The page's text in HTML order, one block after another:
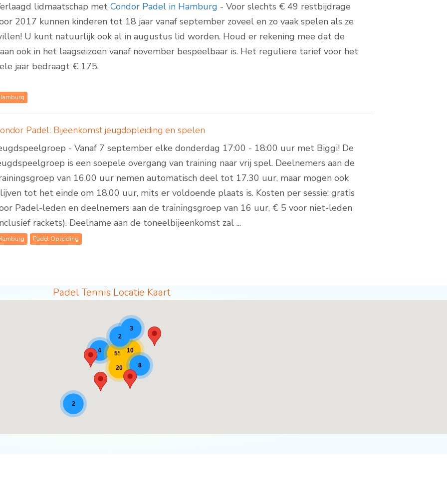
lidmaatschap metCondor Padel in Hamburg - Voor slechts € 49 restbijdrage
2017 kunnen kinderen tot 18 jaar vanaf september zoveel en zo vaak spelen als ze
U kunt natuurlijk ook al in augustus lid worden. Houd er rekening mee dat de
ook in het laagseizoen vanaf november bespeelbaar is. Het reguliere tarief voor het
jaar bedraagt € 175.
Padel: Bijeenkomst jeugdopleiding en spelen
- Vanaf 7 september elke donderdag 17:00 - 18:00 uur met Biggi! De
is een soepele overgang van training naar vrij spel. Deelnemers aan de
van 16.00 uur nemen automatisch deel tot 17.30 uur, maar mogen ook
tot het einde om 18.00 uur, mits er voldoende plaats is. Kosten per sessie: gratis
Padel-leden en deelnemers aan de trainingsgroep van 16 uur, € 5 voor niet-leden
rackets). Deelname aan de toneelbijeenkomst zal ...
Padel Opleiding
Padel Tennis Locatie Kaart
4 55 10
20
2
2
8
3